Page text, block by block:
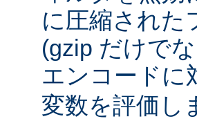
に圧縮された
(gzip だけで
エンコードに
変数を評価し